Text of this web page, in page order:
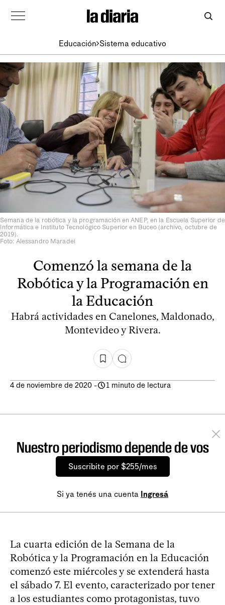
Educación Sistema educativo
Semana de la robótica y la programación en ANEP, en la Escuela Superior de
Informática e Instituto Tecnológico Superior en Buceo (archivo, octubre de
2019).
Foto: Alessandro Maradei
Comenzó la semana de la
Robótica y la Programación en
la Educación
Habrá actividades en Canelones, Maldonado,
Montevideo y Rivera.
4 de noviembre de 2020 - 1 minuto de lectura
Nuestro periodismo depende de vos
Suscribite por $255/mes
Si ya tenés una cuenta Ingresá
La cuarta edición de la Semana de la
Robótica y la Programación en la Educación
comenzó este miércoles y se extenderá hasta
el sábado 7. El evento, caracterizado por tener
a los estudiantes como protagonistas, tuvo